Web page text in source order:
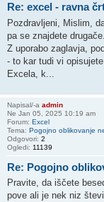
Re: excel - ravna
Pozdravljeni, Mislim,
pa se znajdete
Z uporabo zaglavja,
- to kar tudi vi
Excela, k...
Napisal/-a admin
Ne Jan 05, 2025 10:19 am
Forum: Excel
Tema: Pogojno oblikovanje
Odgovori: 2
Ogledi: 11139
Re: Pogojno
Pravite, da iščete
pove ali je nek niz